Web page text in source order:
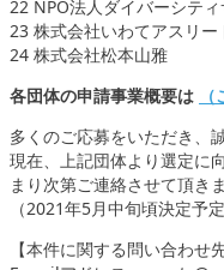
22 NPO法人ダイバーシテ
23 株式会社いわてアスリ
24 株式会社松本山雅
各団体の申請事業概要は
多くのご応募をいただき、
現在、上記団体より選定に
まり次第ご連絡させて頂きま
（2021年5月中旬頃決定予定
【本件に関する問い合わせ先